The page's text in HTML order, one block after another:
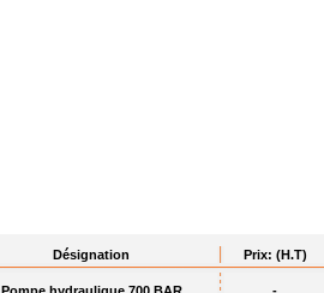
Désignation Prix: (H.T)